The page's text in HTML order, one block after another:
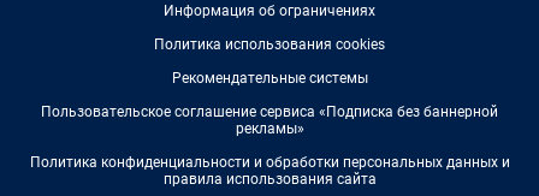
Информация об ограничениях
Политика использования cookies
Рекомендательные системы
Пользовательское соглашение сервиса «Подписка без баннерной
рекламы»
Политика конфиденциальности и обработки персональных данных и
правила использования сайта